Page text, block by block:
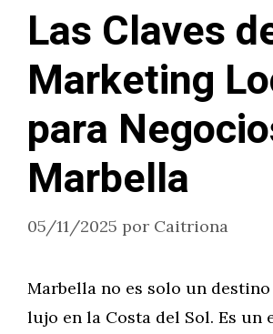
Las Claves
Marketing
para
Marbella
05/11/2025 por Caitriona
Marbella no es solo un
lujo en la Costa del Sol. Es un